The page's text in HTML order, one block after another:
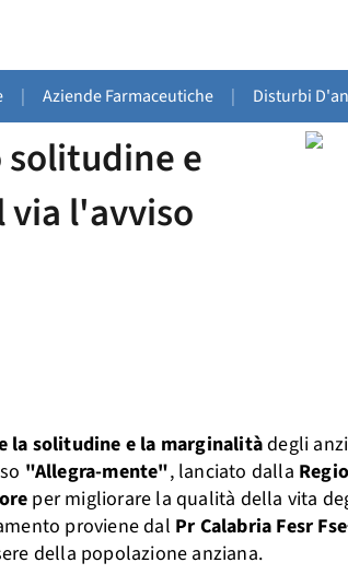
| Aziende Farmaceutiche | Disturbi
e
l'avviso
la solitudine e la marginalitàdegli
"Allegra-mente", lanciato dalla
per migliorare la qualità della vita
proviene dal Pr Calabria Fesr
della popolazione anziana.